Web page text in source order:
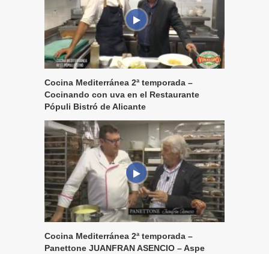
Cocina Mediterránea 2ª temporada –
Cocinando con uva en el Restaurante
Pópuli Bistró de Alicante
Cocina Mediterránea 2ª temporada –
Panettone JUANFRAN ASENCIO – Aspe